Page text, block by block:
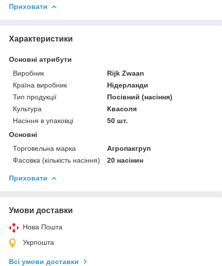
Приховати
Характеристики
Основні атрибути
Виробник
Rijk Zwaan
Країна виробник
Нідерланди
Тип продукції
Посівний (насіння)
Культура
Квасоля
Насіння в упаковці
50 шт.
Основні
Торговельна марка
Агропакгруп
Фасовка (кількість насіння)
20 насінин
Приховати
Умови доставки
Нова Пошта
Укрпошта
Всі умови доставки